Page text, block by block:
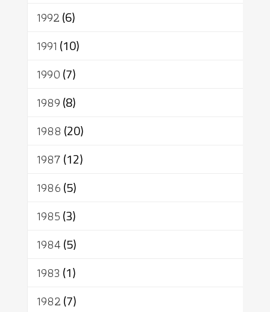
1992(6)
1991 (10)
1990(7)
1989(8)
1988 (20)
1987(12)
1986(5)
1985(3)
1984(5)
1983 (1)
1982(7)